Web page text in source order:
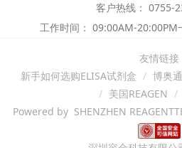
客户热线： 0755-
工作时间： 09:00AM-20:00PM
友情链接
新手如何选购ELISA试剂盒
博奥
美国REAGEN
Powered by SHENZHEN